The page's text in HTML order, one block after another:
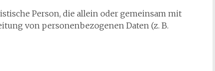
Person, die allein oder gemeinsam mit
von personenbezogenen Daten (z. B.